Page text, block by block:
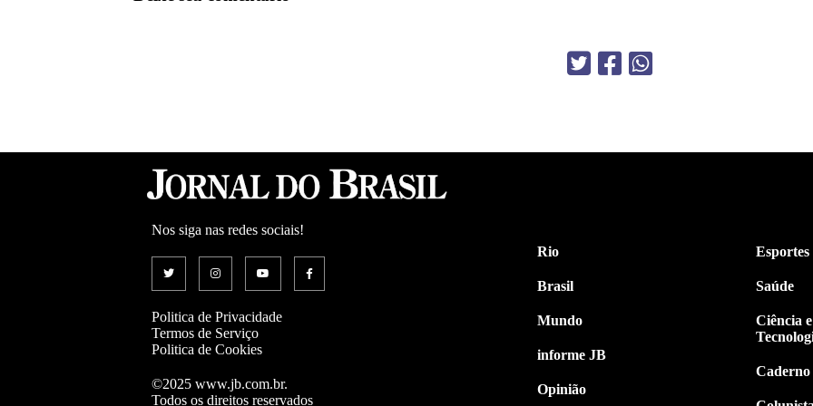
Nos siga nas redes sociais!
Politica de Privacidade
Termos de Serviço
Politica de Cookies
©2025 www.jb.com.br.
Todos os direitos reservados
Rio
Brasil
Mundo
informe JB
Opinião
Esportes
Saúde
Ciência e
Caderno